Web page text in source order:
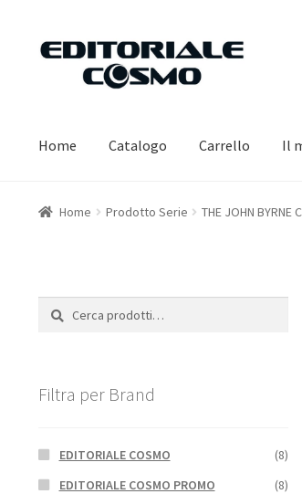
Vai
navigazione
Vai
Home Catalogo Carrello Il
Home Prodotto Serie THE JOHN BYRNE
Cerca:
Cerca
Filtra per Brand
EDITORIALE COSMO
(8)
EDITORIALE COSMO PROMO
(8)